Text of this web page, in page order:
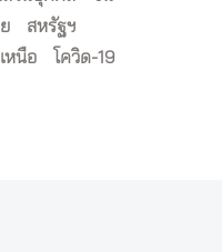
สหรัฐฯ
หนือ โควิด-19